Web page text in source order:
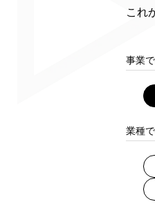
これ
事業
業種